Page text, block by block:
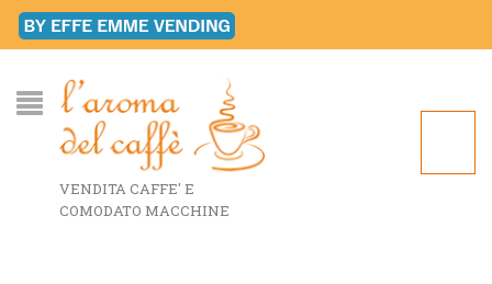
VENDITA CAFFE' E
COMODATO MACCHINE